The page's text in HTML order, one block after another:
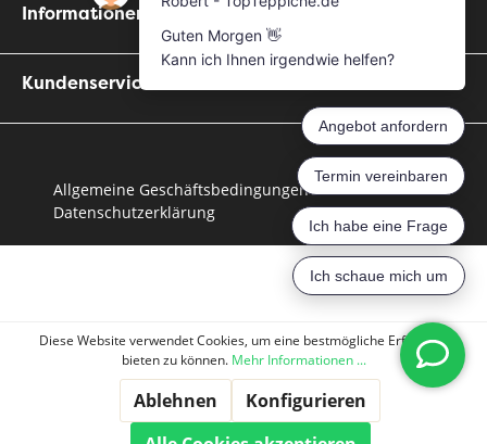
Informationen
Kundenservice
Allgemeine Geschäftsbedingungen
Datenschutzerklärung
Diese Website verwendet Cookies, um eine bestmögliche Erfahrung
bieten zu können. Mehr Informationen ...
Ablehnen
Konfigurieren